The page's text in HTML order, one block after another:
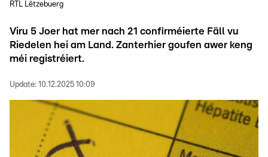
RTL Lëtzebuerg
Viru 5 Joer hat mer nach 21 confirméierte Fäll vu
Riedelen hei am Land. Zanterhier goufen awer keng
méi registréiert.
Update: 10.12.2025 10:09